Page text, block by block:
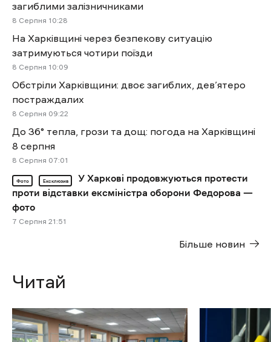
загиблими залізничниками
8 Cерпня 10:28
На Харківщині через безпекову ситуацію
затримуються чотири поїзди
8 Cерпня 10:09
Обстріли Харківщини: двоє загиблих, дев’ятеро
постраждалих
8 Cерпня 09:22
До 36° тепла, грози та дощ: погода на Харківщині
8 серпня
8 Cерпня 07:01
Фото Ексклюзив
У Харкові продовжуються протести
проти відставки ексміністра оборони Федорова —
фото
7 Cерпня 21:51
Більше новин
Читай